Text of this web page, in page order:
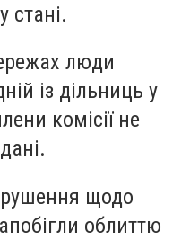
стані.
люди
із дільниць у
комісії не
щодо
облиттю